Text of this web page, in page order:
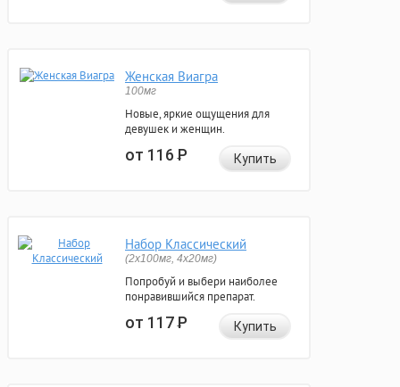
Женская Виагра
100мг
Новые, яркие ощущения для
девушек и женщин.
от 116Р Купить
Набор Классический
(2x100мг, 4x20мг)
Попробуй и выбери наиболее
понравившийся препарат.
от 117Р Купить